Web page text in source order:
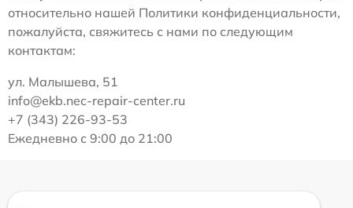
относительно нашей Политики конфиденциальности,
пожалуйста, свяжитесь с нами по следующим
контактам:
ул. Малышева, 51
info@ekb.nec-repair-center.ru
+7 (343) 226-93-53
Ежедневно с 9:00 до 21:00